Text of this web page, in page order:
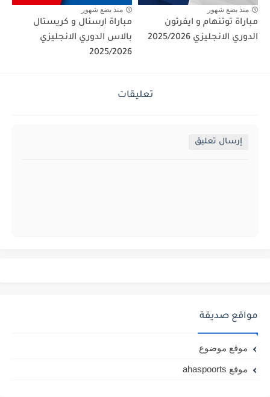
منذ بضع شهور
مباراة توتنهام و ايفرتون
الدوري الانجليزي 2025/2026
منذ بضع شهور
مباراة ارسنال و كريستال
بالاس الدوري الانجليزي
2025/2026
تعليقات
إرسال تعليق
مواقع صديقة
موقع موضوع
موقع ahaspoorts